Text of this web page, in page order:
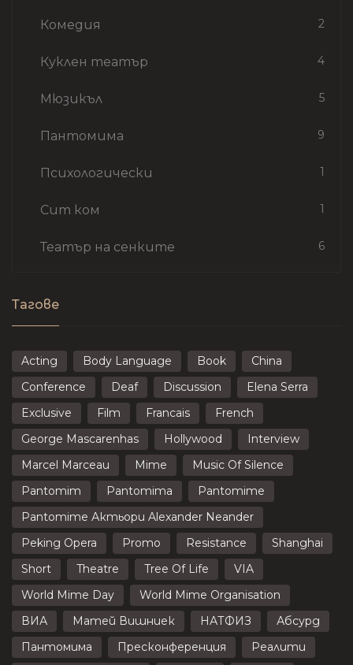
Комедия 2
Куклен театър 4
Мюзикъл 5
Пантомима 9
Психологически 1
Сит ком 1
Театър на сенките 6
Тагове
Acting Body Language Book
China
Conference
Deaf Discussion
Elena Serra
Exclusive
Film Francais
French
George Mascarenhas
Hollywood
Interview
Marcel Marceau
Mime
Music Of Silence
Pantomim
Pantomima
Pantomime
Pantomime Актьори Alexander Neander
Peking Opera
Promo Resistance
Shanghai
Short
Theatre Tree Of Life
VIA
World Mime Day
World Mime Organisation
ВИА
Матей Вишниек НАТФИЗ
Абсурд
Пантомима
Пресконференция
Реалити